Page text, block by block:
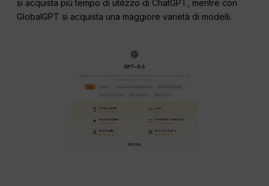
si acquista più tempo di utilizzo di ChatGPT, mentre con
GlobalGPT si acquista una maggiore varietà di modelli.